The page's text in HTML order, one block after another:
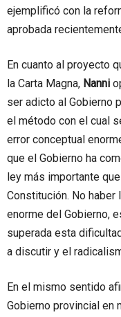
ejemplificó con la
aprobada
En cuanto al proyecto
la Carta Magna, Nanni
ser adicto al Gobierno
el método con el cual
error conceptual
que el Gobierno ha
ley más importante
Constitución. No
enorme del Gobierno,
superada esta
a discutir y el
En el mismo sentido
Gobierno provincial en